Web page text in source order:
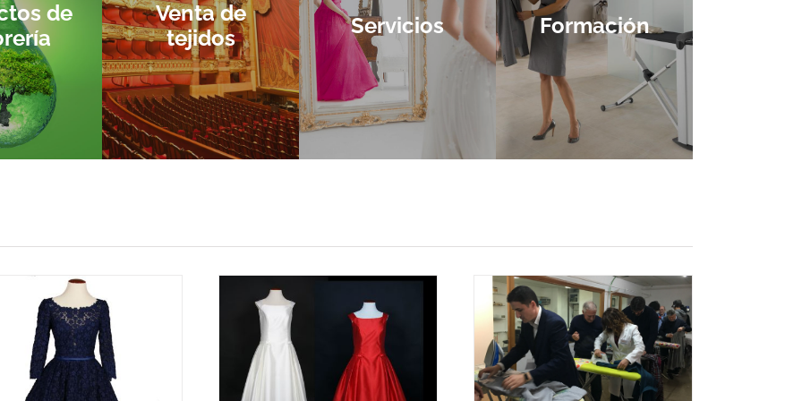
de
Venta de
tejidos
Servicios Formación
Noticias Noticias